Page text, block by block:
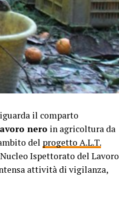
il comparto
nero in agricoltura da
del progetto A.L.T.
Ispettorato del Lavoro
attività di vigilanza,